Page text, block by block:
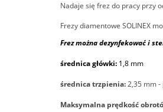
Nadaje się frez do pracy przy
Frezy diamentowe SOLINEX
Frez można dezynfekować i
średnica główki: 1,8 mm
średnica trzpienia:2,35 mm -
Maksymalna prędkość